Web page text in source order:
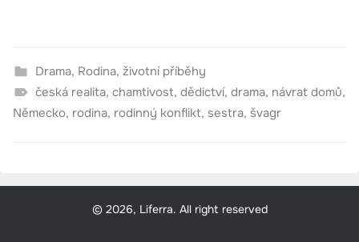
Drama, Rodina, životní příběhy
česká realita, chamtivost, dědictví, drama, návrat domů,
Německo, rodina, rodinný konflikt, sestra, švagr
© 2026, Liferra. All right reserved